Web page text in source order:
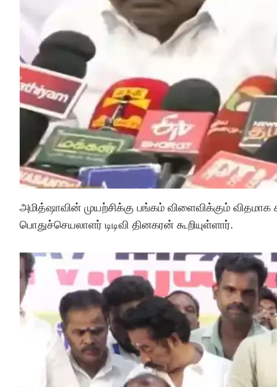
அமித்ஷாவின் முயற்சிக்கு பங்கம் விளைவிக்கும்
பொதுச்செயலாளர் டிடிவி தினகரன் கூறியுள்ளார்.